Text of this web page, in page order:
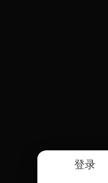
登录